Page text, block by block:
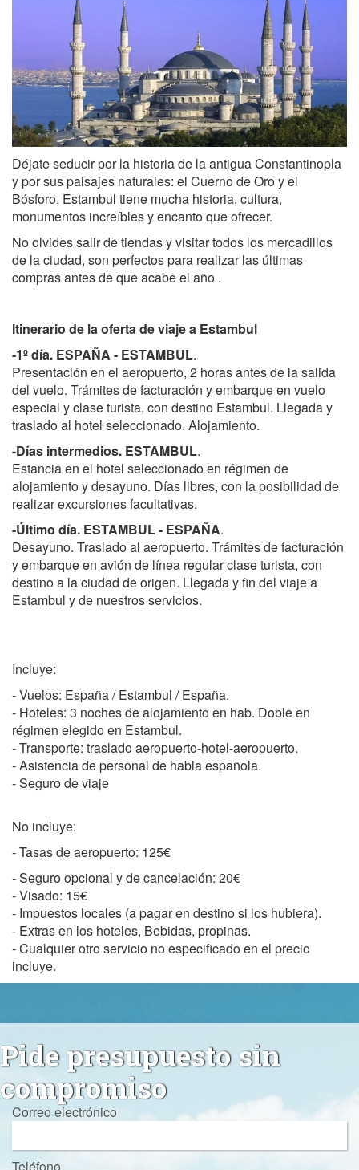
Déjate seducir por la historia de la antigua Constantinopla
y por sus paisajes naturales: el Cuerno de Oro y el
Bósforo, Estambul tiene mucha historia, cultura,
monumentos increíbles y encanto que ofrecer.
No olvides salir de tiendas y visitar todos los mercadillos
de la ciudad, son perfectos para realizar las últimas
compras antes de que acabe el año .
Itinerario de la oferta de viaje a Estambul
-1º día. ESPAÑA - ESTAMBUL.
Presentación en el aeropuerto, 2 horas antes de la salida
del vuelo. Trámites de facturación y embarque en vuelo
especial y clase turista, con destino Estambul. Llegada y
traslado al hotel seleccionado. Alojamiento.
-Días intermedios. ESTAMBUL.
Estancia en el hotel seleccionado en régimen de
alojamiento y desayuno. Días libres, con la posibilidad de
realizar excursiones facultativas.
-Último día. ESTAMBUL - ESPAÑA.
Desayuno. Traslado al aeropuerto. Trámites de facturación
y embarque en avión de línea regular clase turista, con
destino a la ciudad de origen. Llegada y fin del viaje a
Estambul y de nuestros servicios.
Incluye:
- Vuelos: España / Estambul / España.
- Hoteles: 3 noches de alojamiento en hab. Doble en
régimen elegido en Estambul.
- Transporte: traslado aeropuerto-hotel-aeropuerto.
- Asistencia de personal de habla española.
- Seguro de viaje
No incluye:
- Tasas de aeropuerto: 125€
- Seguro opcional y de cancelación: 20€
- Visado: 15€
- Impuestos locales (a pagar en destino si los hubiera).
- Extras en los hoteles, Bebidas, propinas.
- Cualquier otro servicio no especificado en el precio
incluye.
Pide presupuesto sin
compromiso
Correo electrónico